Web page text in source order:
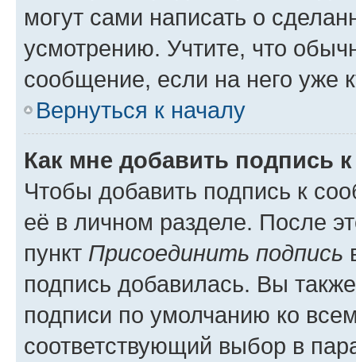
могут сами написать о
усмотрению. Учтите, что
сообщение, если на него уже
Вернуться к началу
Как мне добавить подпись
Чтобы добавить подпись к
её в личном разделе. После
пункт Присоединить подпись
подпись добавилась. Вы
подписи по умолчанию ко
соответствующий выбор в